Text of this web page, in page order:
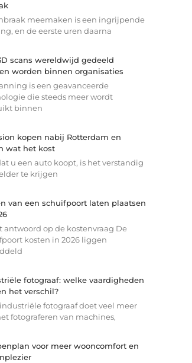
meemaken is een ingrijpende
en de eerste uren daarna
scans wereldwijd gedeeld
worden binnen organisaties
is een geavanceerde
die steeds meer wordt
binnen
kopen nabij Rotterdam en
wat het kost
u een auto koopt, is het verstandig
te krijgen
van een schuifpoort laten plaatsen
antwoord op de kostenvraag De
kosten in 2026 liggen
fotograaf: welke vaardigheden
het verschil?
fotograaf doet veel meer
fotograferen van machines,
voor meer wooncomfort en